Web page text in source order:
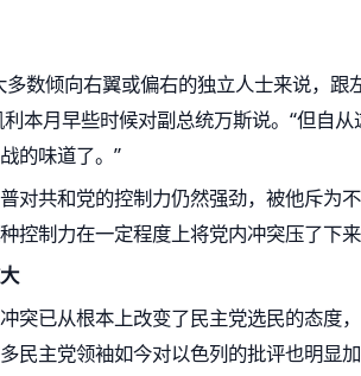
多数倾向右翼或偏右的独立人士来说，跟
利本月早些时候对副总统万斯说。“但自
的味道了。”
对共和党的控制力仍然强劲，被他斥为
控制力在一定程度上将党内冲突压了下
突已从根本上改变了民主党选民的态度
民主党领袖如今对以色列的批评也明显